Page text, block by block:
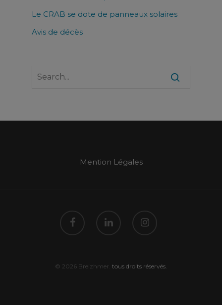
Le CRAB se dote de panneaux solaires
Avis de décès
Mention Légales
© 2026 Breizhmer. tous droits réservés.